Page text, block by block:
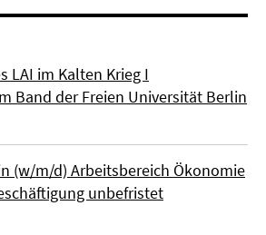
LAI im Kalten Krieg I
Band der Freien Universität Berlin
(w/m/d) Arbeitsbereich Ökonomie
unbefristet